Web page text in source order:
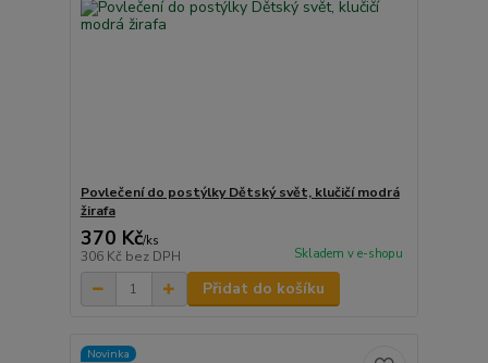
Povlečení do postýlky Dětský svět, klučičí modrá
žirafa
370 Kč/ks
306 Kč bez DPH Skladem v e-shopu
Přidat do košíku
Novinka